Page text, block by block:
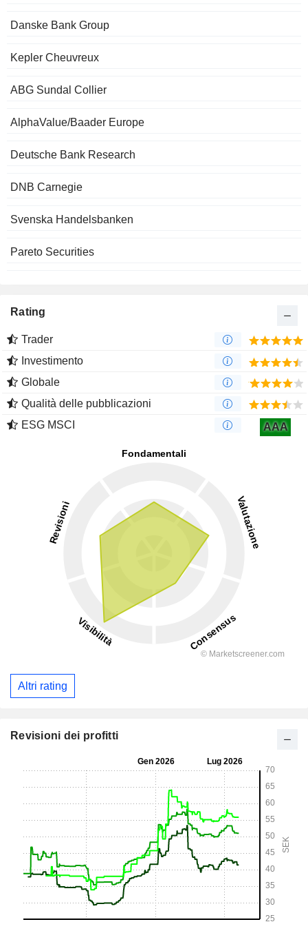
Danske Bank Group
Kepler Cheuvreux
ABG Sundal Collier
AlphaValue/Baader Europe
Deutsche Bank Research
DNB Carnegie
Svenska Handelsbanken
Pareto Securities
Rating
Trader
Investimento
Globale
Qualità delle pubblicazioni
ESG MSCI
AAA
Altri rating
Revisioni dei profitti